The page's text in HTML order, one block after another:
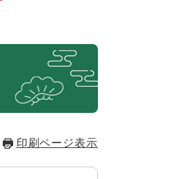
印刷ページ表示